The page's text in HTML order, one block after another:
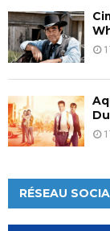
RÉSEAU